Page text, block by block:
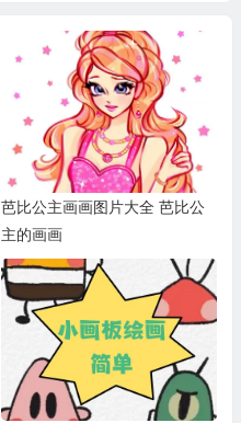
芭比公主画画图片大全 芭比公
主的画画